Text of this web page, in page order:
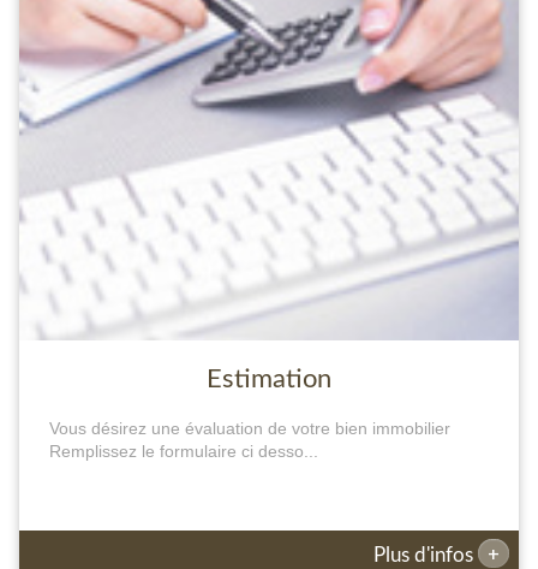
Estimation
Vous désirez une évaluation de votre bien immobilier
Remplissez le formulaire ci desso...
Plus d'infos +